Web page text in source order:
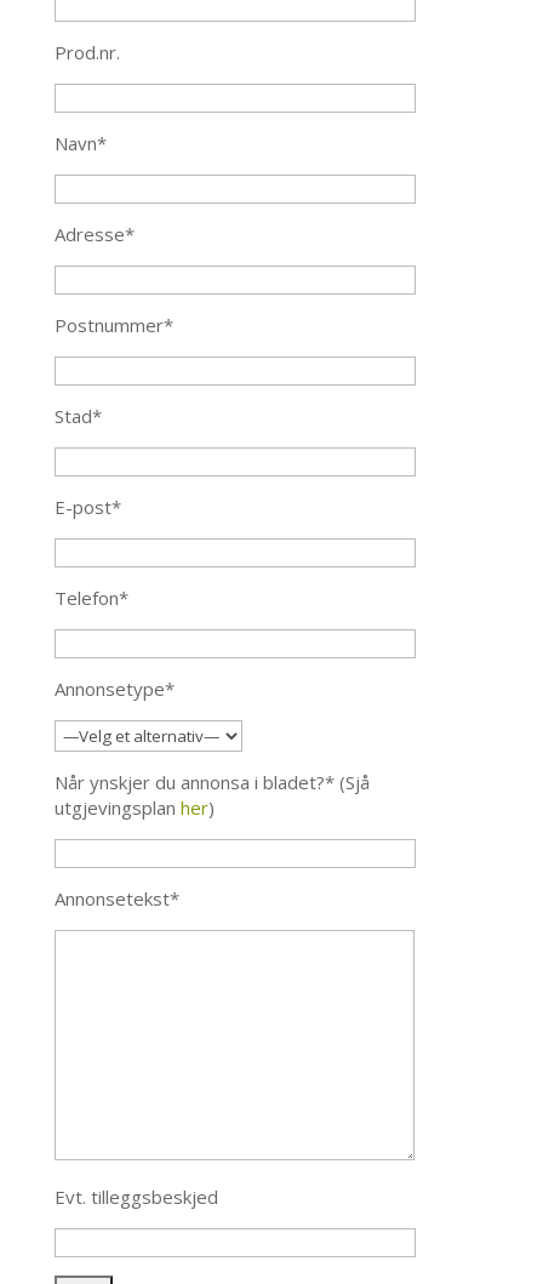
Prod.nr.
Navn*
Adresse*
Postnummer*
Stad*
E-post*
Telefon*
Annonsetype*
Når ynskjer du annonsa i bladet?* (Sjå
utgjevingsplan her)
Annonsetekst*
Evt. tilleggsbeskjed